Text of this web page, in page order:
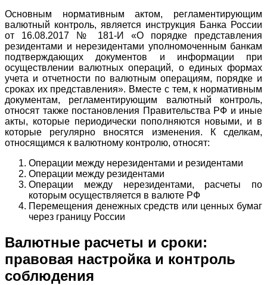
Основным нормативным актом, регламентирующим
валютный контроль, является инструкция Банка России
от 16.08.2017 № 181-И «О порядке представления
резидентами и нерезидентами уполномоченным банкам
подтверждающих документов и информации при
осуществлении валютных операций, о единых формах
учета и отчетности по валютным операциям, порядке и
сроках их представления». Вместе с тем, к нормативным
документам, регламентирующим валютный контроль,
относят также постановления Правительства РФ и иные
акты, которые периодически пополняются новыми, и в
которые регулярно вносятся изменения. К сделкам,
относящимся к валютному контролю, относят:
Операции между нерезидентами и резидентами
Операции между резидентами
Операции между нерезидентами, расчеты по
которым осуществляется в валюте РФ
Перемещения денежных средств или ценных бумаг
через границу России
Валютные расчеты и сроки:
правовая настройка и контроль
соблюдения